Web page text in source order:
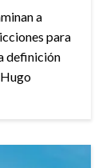
a
para
definición